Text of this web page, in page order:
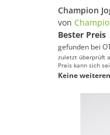
von
Bester Preis
gefunden bei
zuletzt überprüft
Preis kann sich
Keine